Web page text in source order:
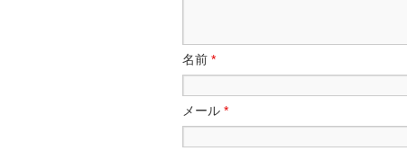
名前 *
メール *